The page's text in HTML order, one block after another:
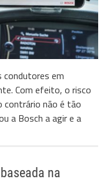
condutores em
Com efeito, o risco
contrário não é tão
a Bosch a agir e a
na